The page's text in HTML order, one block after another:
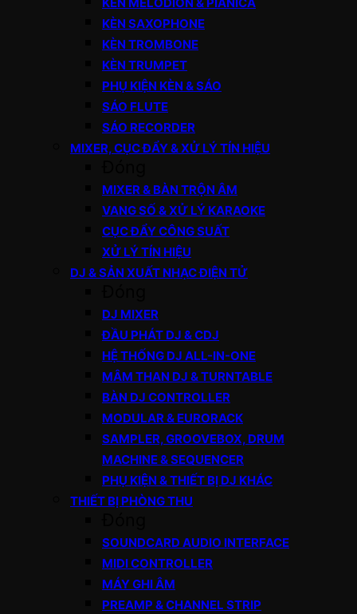
KÈN SAXOPHONE
KÈN TROMBONE
KÈN TRUMPET
PHỤ KIỆN KÈN & SÁO
SÁO FLUTE
SÁO RECORDER
MIXER, CỤC ĐẨY & XỬ LÝ TÍN HIỆU
MIXER & BÀN TRỘN ÂM
VANG SỐ & XỬ LÝ KARAOKE
CỤC ĐẨY CÔNG SUẤT
XỬ LÝ TÍN HIỆU
DJ & SẢN XUẤT NHẠC ĐIỆN TỬ
DJ MIXER
ĐẦU PHÁT DJ & CDJ
HỆ THỐNG DJ ALL-IN-ONE
MÂM THAN DJ & TURNTABLE
BÀN DJ CONTROLLER
MODULAR & EURORACK
SAMPLER, GROOVEBOX, DRUM
MACHINE & SEQUENCER
PHỤ KIỆN & THIẾT BỊ DJ KHÁC
THIẾT BỊ PHÒNG THU
SOUNDCARD AUDIO INTERFACE
MIDI CONTROLLER
MÁY GHI ÂM
PREAMP & CHANNEL STRIP